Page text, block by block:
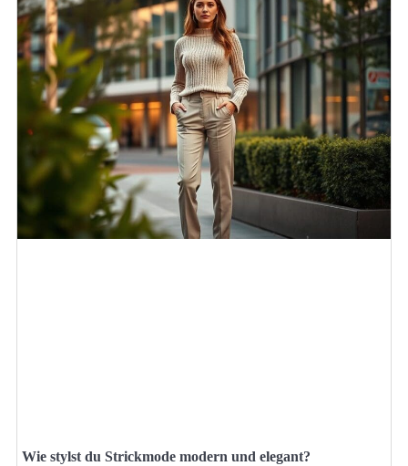
Wie stylst du Strickmode modern und elegant?